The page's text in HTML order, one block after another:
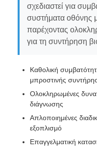
σχεδιαστεί για
συστήματα οθόνης
παρέχοντας
για τη συντήρηση
Καθολική
μπροστινής
Ολοκληρωμένες
διάγνωσης
Απλοποιημένες
εξοπλισμό
Επαγγελματική